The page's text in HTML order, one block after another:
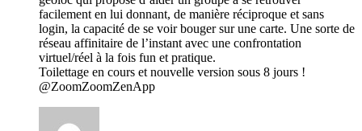
facilement en lui donnant, de manière réciproque et sans
login, la capacité de se voir bouger sur une carte. Une sorte de
réseau affinitaire de l’instant avec une confrontation
virtuel/réel à la fois fun et pratique.
Toilettage en cours et nouvelle version sous 8 jours !
@ZoomZoomZenApp